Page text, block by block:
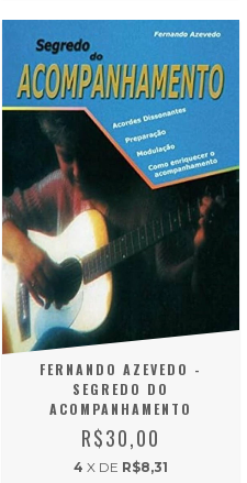
FERNANDO AZEVEDO -
SEGREDO DO
ACOMPANHAMENTO
R$30,00
4 X DE R$8,31